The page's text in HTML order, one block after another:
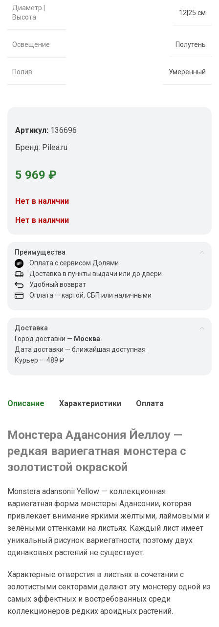
Диаметр |
Высота
12|25 см
Освещение Полутень
Полив Умеренный
Артикул: 136696
Бренд: Pilea.ru
5 969 ₽
Нет в наличии
Нет в наличии
Преимущества
Оплата с сервисом Долями
Доставка в пункты выдачи или до двери
Удобный возврат
Оплата — картой, СБП или наличными
Доставка
Город доставки — Москва
Дата доставки — ближайшая доступная
Курьер — 489 ₽
Описание Характеристики Оплата
Монстера Адансония Йеллоу —
редкая вариегатная монстера с
золотистой окраской
Monstera adansonii Yellow — коллекционная
вариегатная форма монстеры Адансонии, которая
привлекает внимание яркими жёлтыми, лаймовыми и
зелёными оттенками на листьях. Каждый лист имеет
уникальный рисунок вариегатности, поэтому двух
одинаковых растений не существует.
Характерные отверстия в листьях в сочетании с
золотистыми секторами делают эту монстеру одной из
самых эффектных и востребованных среди
коллекционеров редких ароидных растений.